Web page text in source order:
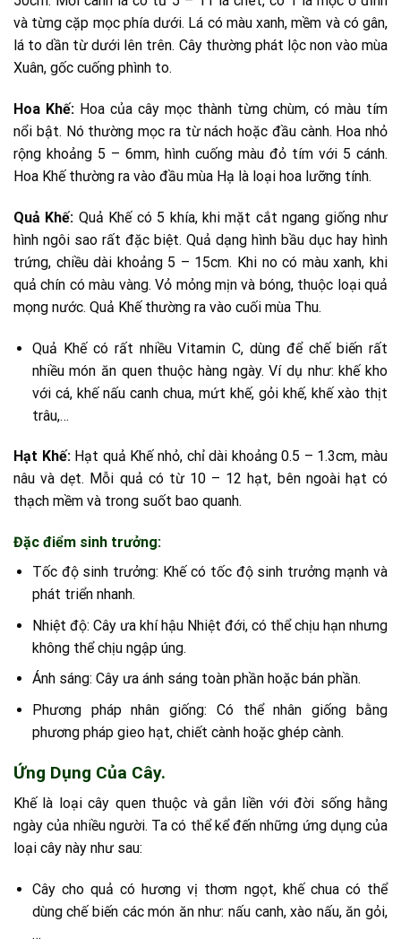
và từng cặp mọc phía dưới. Lá có màu xanh, mềm và có gân,
lá to dần từ dưới lên trên. Cây thường phát lộc non vào mùa
Xuân, gốc cuống phình to.
Hoa Khế: Hoa của cây mọc thành từng chùm, có màu tím
nổi bật. Nó thường mọc ra từ nách hoặc đầu cành. Hoa nhỏ
rộng khoảng 5 – 6mm, hình cuống màu đỏ tím với 5 cánh.
Hoa Khế thường ra vào đầu mùa Hạ là loại hoa lưỡng tính.
Quả Khế: Quả Khế có 5 khía, khi mặt cắt ngang giống như
hình ngôi sao rất đặc biệt. Quả dạng hình bầu dục hay hình
trứng, chiều dài khoảng 5 – 15cm. Khi no có màu xanh, khi
quả chín có màu vàng. Vỏ mỏng mịn và bóng, thuộc loại quả
mọng nước. Quả Khế thường ra vào cuối mùa Thu.
Quả Khế có rất nhiều Vitamin C, dùng để chế biến rất
nhiều món ăn quen thuộc hàng ngày. Ví dụ như: khế kho
với cá, khế nấu canh chua, mứt khế, gỏi khế, khế xào thịt
trâu,…
Hạt Khế:Hạt quả Khế nhỏ, chỉ dài khoảng 0.5 – 1.3cm, màu
nâu và dẹt. Mỗi quả có từ 10 – 12 hạt, bên ngoài hạt có
thạch mềm và trong suốt bao quanh.
Đặc điểm sinh trưởng:
Tốc độ sinh trưởng: Khế có tốc độ sinh trưởng mạnh và
phát triển nhanh.
Nhiệt độ: Cây ưa khí hậu Nhiệt đới, có thể chịu hạn nhưng
không thể chịu ngập úng.
Ánh sáng: Cây ưa ánh sáng toàn phần hoặc bán phần.
Phương pháp nhân giống: Có thể nhân giống bằng
phương pháp gieo hạt, chiết cành hoặc ghép cành.
Ứng Dụng Của Cây.
Khế là loại cây quen thuộc và gắn liền với đời sống hằng
ngày của nhiều người. Ta có thể kể đến những ứng dụng của
loại cây này như sau:
Cây cho quả có hương vị thơm ngọt, khế chua có thể
dùng chế biến các món ăn như: nấu canh, xào nấu, ăn gỏi,
…